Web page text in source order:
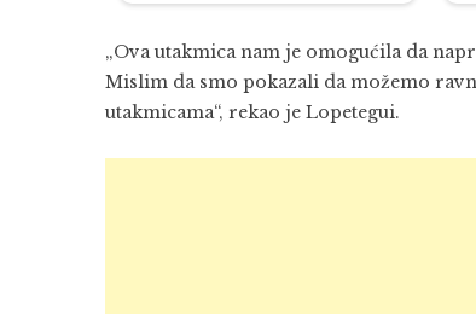
„Ova utakmica nam je omogućila da
Mislim da smo pokazali da možemo
utakmicama“, rekao je Lopetegui.